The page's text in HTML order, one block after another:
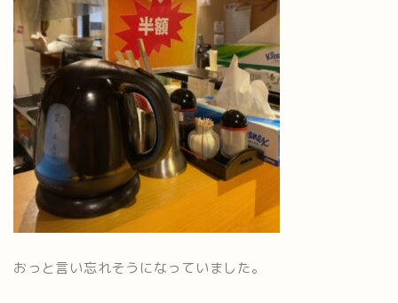
おっと言い忘れそうになっていました。